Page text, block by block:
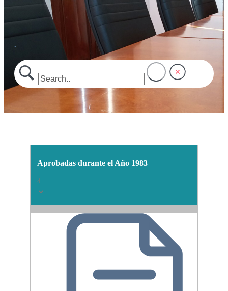
.
Aprobadas durante el Año 1983
4